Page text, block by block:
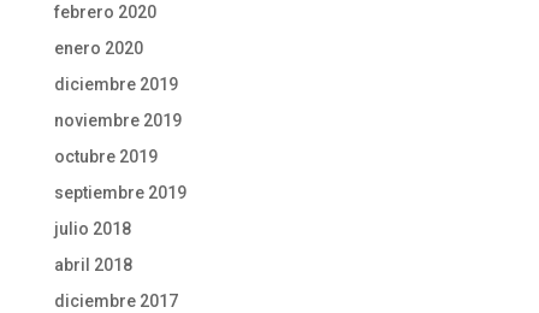
febrero 2020
enero 2020
diciembre 2019
noviembre 2019
octubre 2019
septiembre 2019
julio 2018
abril 2018
diciembre 2017